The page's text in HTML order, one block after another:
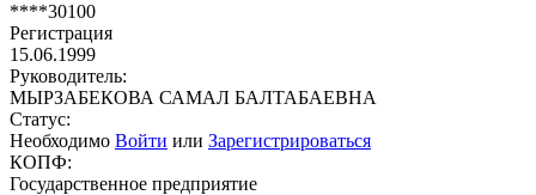
****30100
Регистрация
15.06.1999
Руководитель:
МЫРЗАБЕКОВА САМАЛ БАЛТАБАЕВНА
Статус:
Необходимо Войти или Зарегистрироваться
КОПФ:
Государственное предприятие